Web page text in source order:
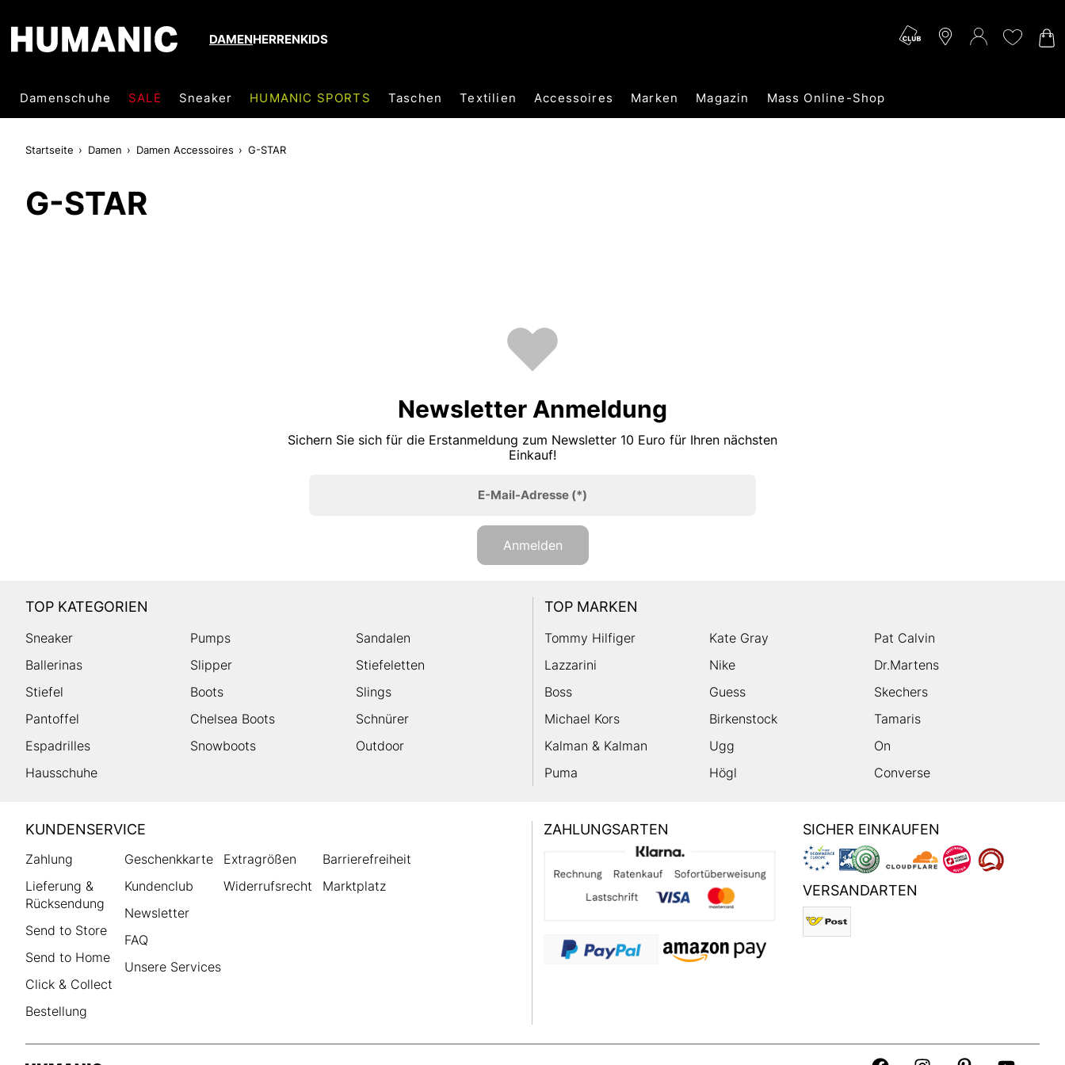
DAMENHERRENKIDS
Damenschuhe SALE Sneaker HUMANIC SPORTS Taschen Textilien Accessoires Marken Magazin Mass Online-Shop
Startseite Damen Damen Accessoires G-STAR
G-STAR
Newsletter Anmeldung
Sichern Sie sich für die Erstanmeldung zum Newsletter 10 Euro für Ihren nächsten
Einkauf!
E-Mail-Adresse(*)
Anmelden
TOP KATEGORIEN
Sneaker Pumps
Sandalen
Ballerinas
Slipper
Stiefeletten
Stiefel
Boots
Slings
Pantoffel
Chelsea Boots
Schnürer
Espadrilles
Snowboots
Outdoor
Hausschuhe
TOP MARKEN
Tommy Hilfiger Kate Gray
Pat Calvin
Lazzarini
Nike
Dr.Martens
Boss
Guess
Skechers
Michael Kors
Birkenstock
Tamaris
Kalman & Kalman
Ugg
On
Puma
Högl Converse
HUMANIC
Footer
KUNDENSERVICE
Zahlung
Lieferung &
Rücksendung
Send to Store
Send to Home
Click & Collect
Bestellung
Geschenkkarte
Kundenclub
Newsletter
FAQ
Unsere Services
Extragrößen
Widerrufsrecht
Barrierefreiheit
Marktplatz
ZAHLUNGSARTEN SICHER EINKAUFEN
VERSANDARTEN